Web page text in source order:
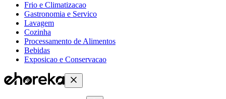
Frio e Climatizacao
Gastronomia e Servico
Lavagem
Cozinha
Processamento de Alimentos
Bebidas
Exposicao e Conservacao